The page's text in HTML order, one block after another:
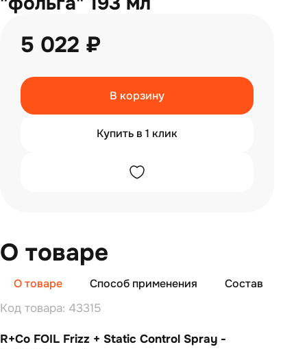
5 022 ₽
В корзину
Купить в 1 клик
О товаре
О товаре Способ применения Состав
Код товара: 43315
R+Co FOIL Frizz + Static Control Spray -